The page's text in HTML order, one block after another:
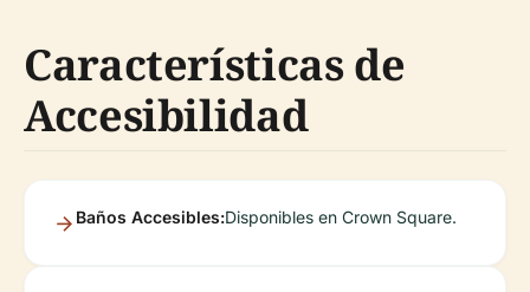
Características de
Accesibilidad
Baños Accesibles:Disponibles en Crown Square.